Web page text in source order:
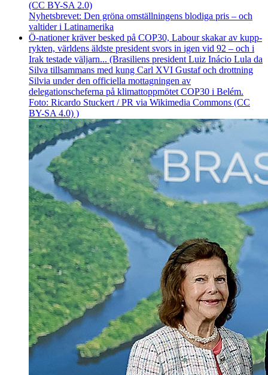
Nyhetsbrevet: Den gröna omställningens blodiga pris – och
valtider i Latinamerika
Ö-nationer kräver besked på COP30, Labour skakar av kupp­
rykten, världens äldste president svors in igen vid 92 – och i
Irak testade väljarn... (Brasiliens president Luiz Inácio Lula da
Silva tillsammans med kung Carl XVI Gustaf och drottning
Silvia under den officiella mottagningen av
delegationscheferna på klimattoppmötet COP30 i Belém.
Foto: Ricardo Stuckert / PR via Wikimedia Commons (CC
BY-SA 4.0) )